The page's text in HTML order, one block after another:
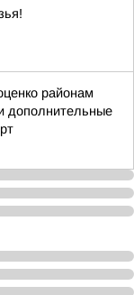
районам
дополнительные